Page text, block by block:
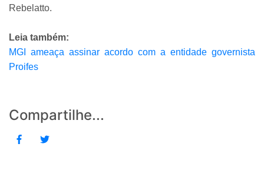
Rebelatto.
Leia também:
MGI ameaça assinar acordo com a entidade governista
Proifes
Compartilhe...